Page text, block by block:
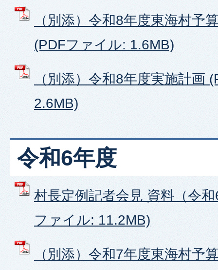
（別添）令和8年度東海村予
(PDFファイル: 1.6MB)
（別添）令和8年度実施計画
2.6MB)
令和6年度
村長定例記者会見 資料（令
ファイル: 11.2MB)
（別添）令和7年度東海村予